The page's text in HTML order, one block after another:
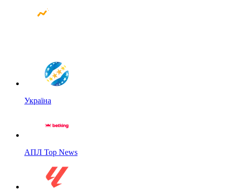
Україна
АПЛ Top News